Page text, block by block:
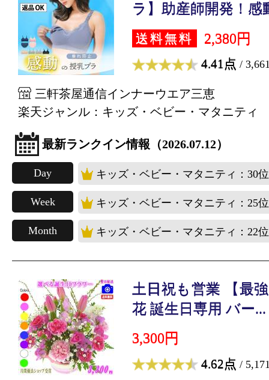
ラ】助産師開発！感
送料無料 2,380円
4.41点 /
三軒茶屋通信インナーウエア三恵
楽天ジャンル：キッズ・ベビー・マタニティ
最新ランクイン情報（2026.07.12）
Day キッズ・ベビー・マタニティ：30位
Week キッズ・ベビー・マタニティ：25位
Month キッズ・ベビー・マタニティ：22位
土日祝も営業 【最
花 誕生日専用 バー...
3,300円
4.62点 /